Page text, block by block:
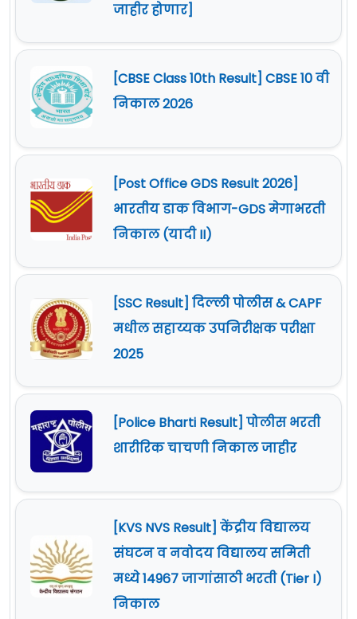
जाहीर होणार]
[CBSE Class 10th Result] CBSE 10 वी
निकाल 2026
[Post Office GDS Result 2026]
भारतीय डाक विभाग-GDS मेगाभरती
निकाल (यादी II)
[SSC Result] दिल्ली पोलीस & CAPF
मधील सहाय्यक उपनिरीक्षक परीक्षा
2025
[Police Bharti Result] पोलीस भरती
शारीरिक चाचणी निकाल जाहीर
[KVS NVS Result] केंद्रीय विद्यालय
संघटन व नवोदय विद्यालय समिती
मध्ये 14967 जागांसाठी भरती (Tier I)
निकाल